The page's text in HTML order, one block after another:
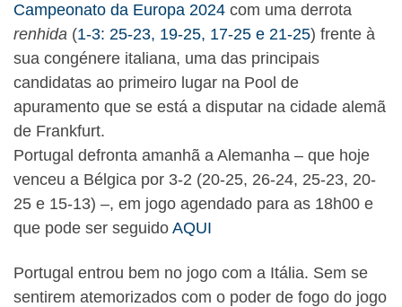
Campeonato da Europa 2024 com uma derrota
renhida (1-3: 25-23, 19-25, 17-25 e 21-25) frente à
sua congénere italiana, uma das principais
candidatas ao primeiro lugar na Pool de
apuramento que se está a disputar na cidade alemã
de Frankfurt.
Portugal defronta amanhã a Alemanha – que hoje
venceu a Bélgica por 3-2 (20-25, 26-24, 25-23, 20-
25 e 15-13) –, em jogo agendado para as 18h00 e
que pode ser seguido AQUI
Portugal entrou bem no jogo com a Itália. Sem se
sentirem atemorizados com o poder de fogo do jogo